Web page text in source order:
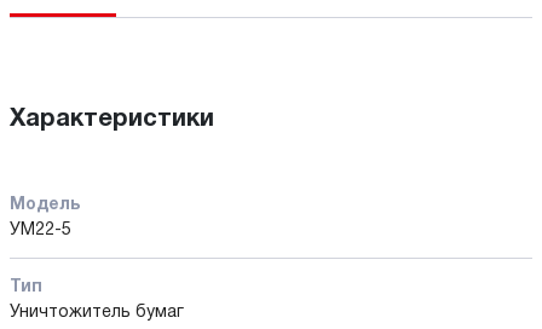
Характеристики
Модель
УМ22-5
Тип
Уничтожитель бумаг